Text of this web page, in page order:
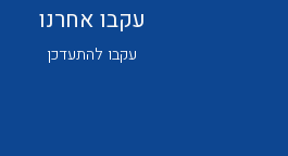
עקבו אחרנו
עקבו להתעדכן